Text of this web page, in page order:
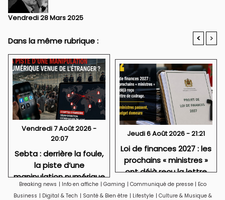
Vendredi 28 Mars 2025
Dans la même rubrique : < >
Vendredi 7 Août 2026 -
20:07
Sebta : derrière la foule,
la piste d’une
manipulation numérique
venue de l’étranger ?
Jeudi 6 Août 2026 - 21:21
Loi de finances 2027 : les
prochains « ministres »
ont déjà reçu la lettre
de cadrage
Breaking news | Info en affiche | Gaming | Communiqué de presse | Eco
Business | Digital & Tech | Santé & Bien être | Lifestyle | Culture & Musique &